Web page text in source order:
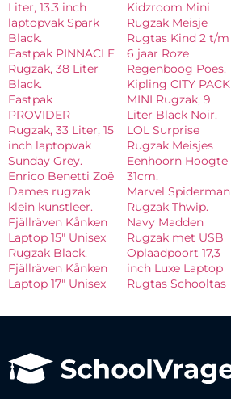
Liter, 13.3 inch
laptopvak Spark
Black.
Eastpak PINNACLE
Rugzak, 38 Liter
Black.
Eastpak
PROVIDER
Rugzak, 33 Liter, 15
inch laptopvak
Sunday Grey.
Enrico Benetti Zoë
Dames rugzak
klein kunstleer.
Fjällräven Kånken
Laptop 15″ Unisex
Rugzak Black.
Fjällräven Kånken
Laptop 17″ Unisex
Kidzroom Mini
Rugzak Meisje
Rugtas Kind 2 t/m
6 jaar Roze
Regenboog Poes.
Kipling CITY PACK
MINI Rugzak, 9
Liter Black Noir.
LOL Surprise
Rugzak Meisjes
Eenhoorn Hoogte
31cm.
Marvel Spiderman
Rugzak Thwip.
Navy Madden
Rugzak met USB
Oplaadpoort 17,3
inch Luxe Laptop
Rugtas Schooltas